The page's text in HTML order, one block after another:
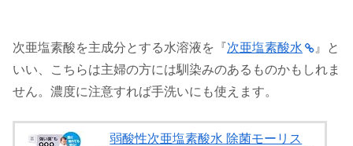
次亜塩素酸を主成分とする水溶液を『 次亜塩素酸水
』と
いい、こちらは主婦の方には馴染みのあるものかもしれま
せん。濃度に注意すれば手洗いにも使えます。
弱酸性次亜塩素酸水 除菌モーリス